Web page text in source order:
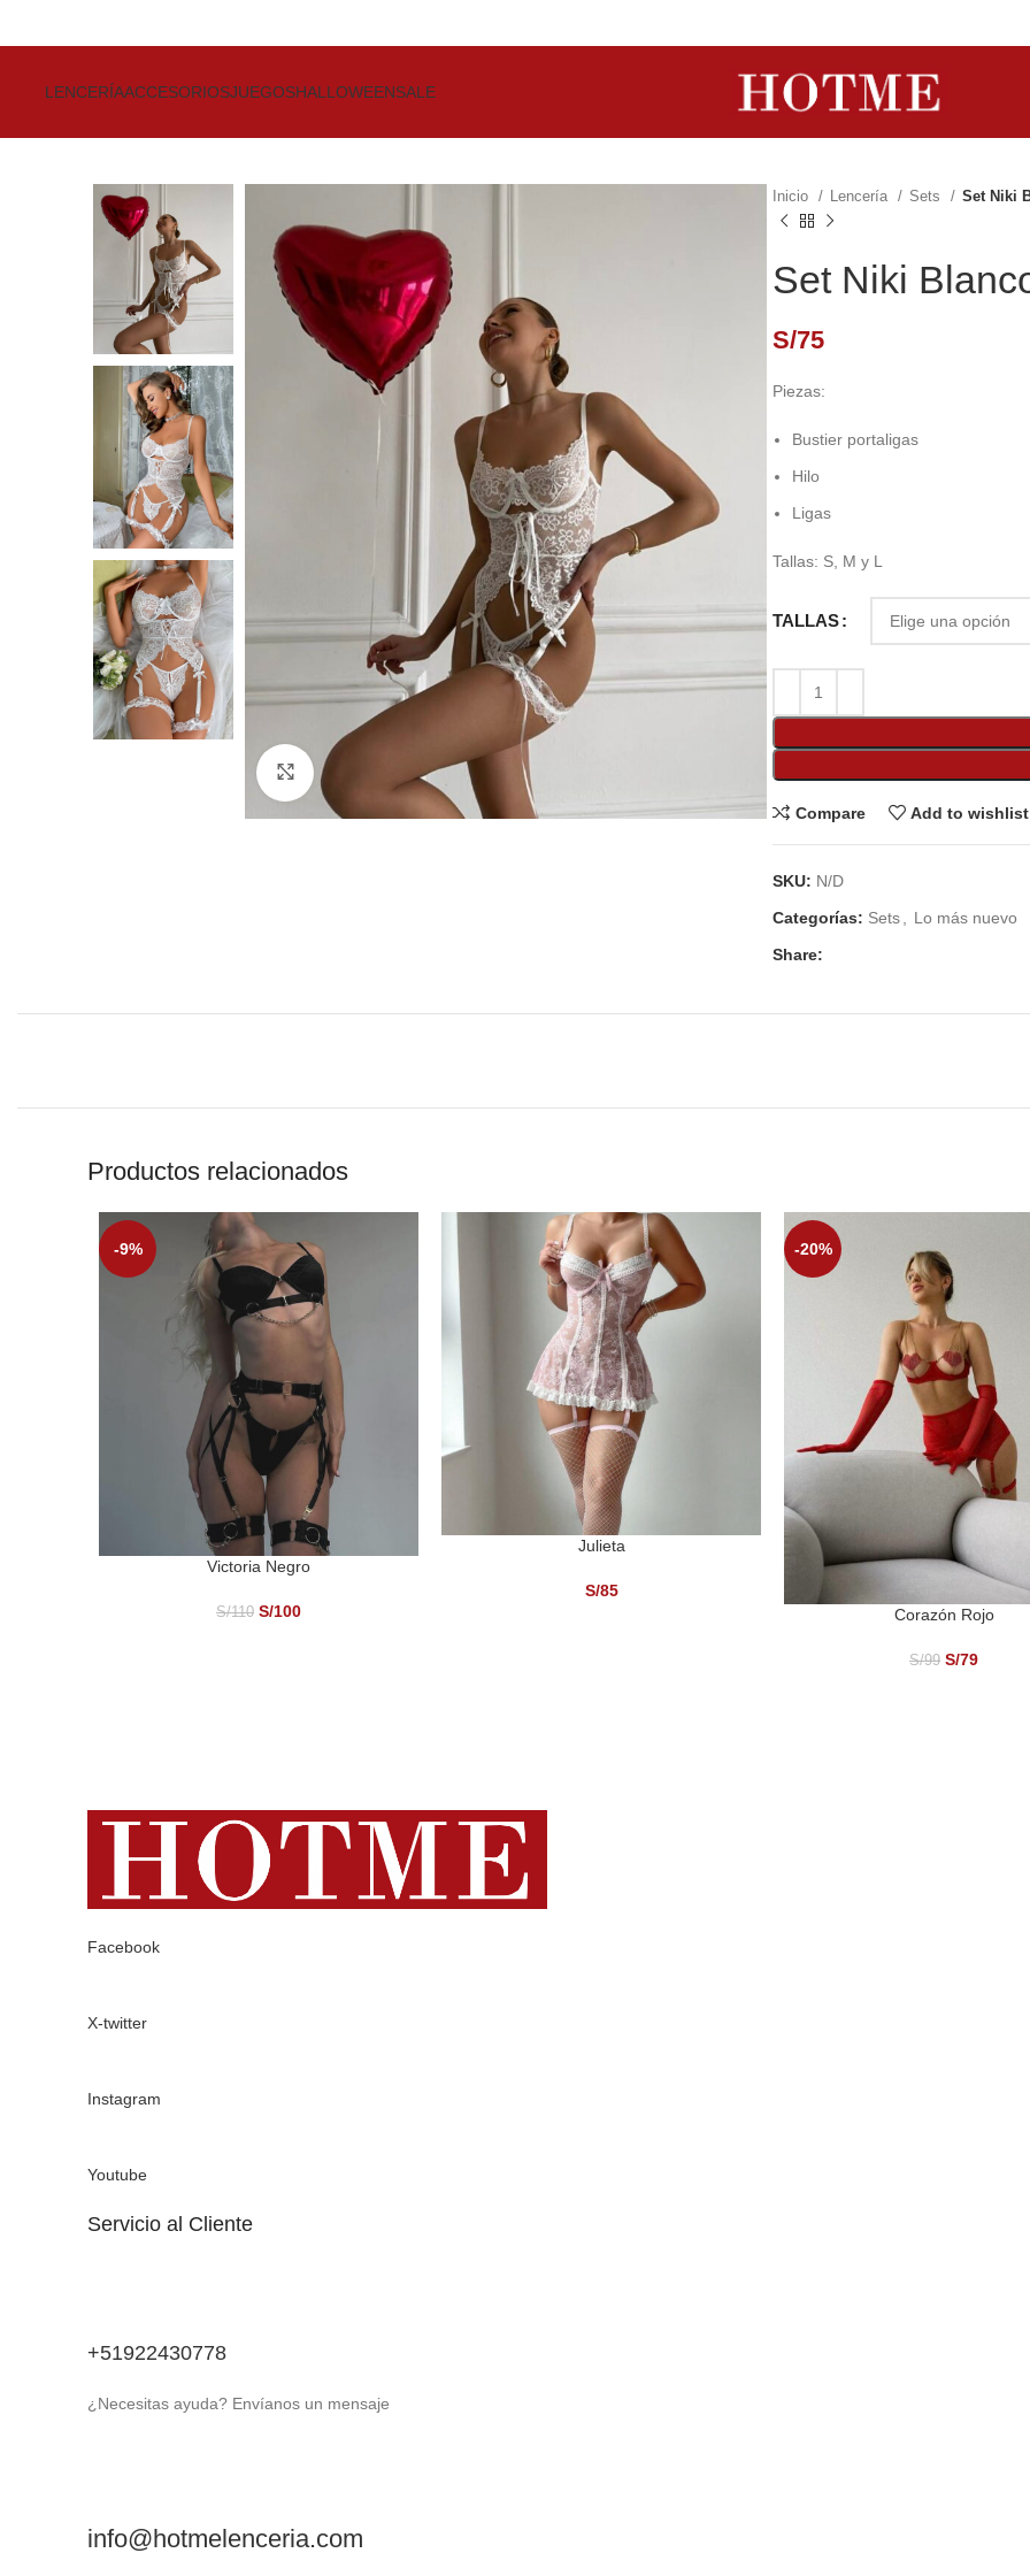
LENCERÍAACCESORIOSJUEGOSHALLOWEENSALE
Click to enlarge
Inicio Lencería Sets Set Niki
Set Niki
S/75
Piezas:
Bustier portaligas
Hilo
Ligas
Tallas: S, M y L
TALLAS
Compare Add to wishlist
SKU: N/D
Categorías: Sets
Lo más nuevo
Share:
Productos relacionados
-9%
SELECCIONAR OPCIONES
Victoria Negro
S/110 S/100
SELECCIONAR OPCIONES
Julieta
S/85
-20%
SELECCIONAR OPCIONES
Corazón Rojo
S/99 S/79
Facebook
X-twitter
Instagram
Youtube
Servicio al Cliente
+51922430778
¿Necesitas ayuda? Envíanos un mensaje
info@hotmelenceria.com